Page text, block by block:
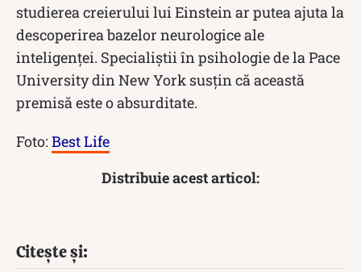
studierea creierului lui Einstein ar putea ajuta la
descoperirea bazelor neurologice ale
inteligenței. Specialiștii în psihologie de la Pace
University din New York susțin că această
premisă este o absurditate.
Foto: Best Life
Distribuie acest articol:
Citește și: